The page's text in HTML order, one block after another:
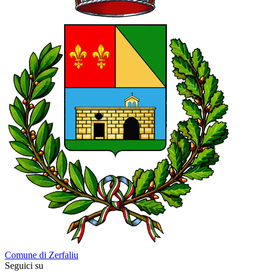
Comune di Zerfaliu
Seguici su